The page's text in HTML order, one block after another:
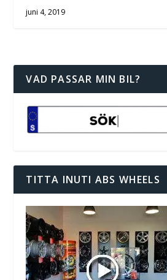
juni 4, 2019
VAD PASSAR MIN BIL?
TITTA INUTI ABS WHEELS